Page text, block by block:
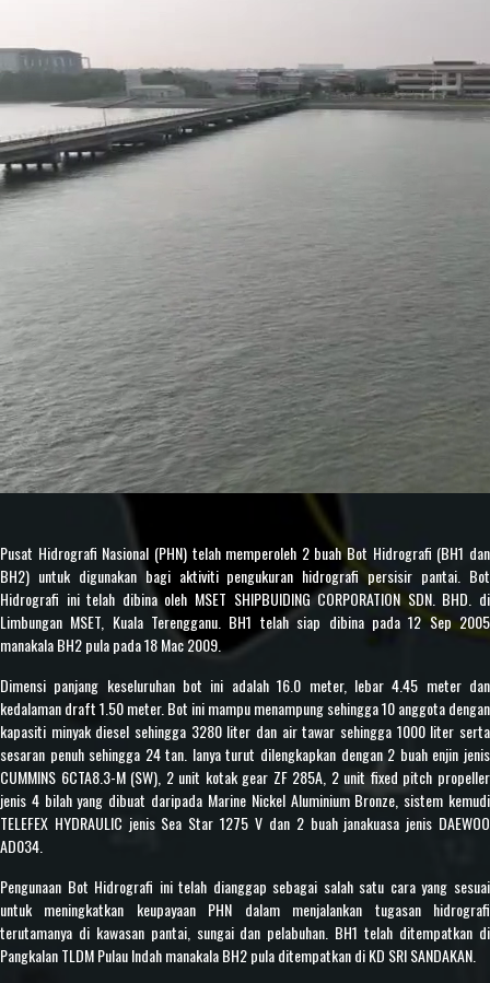
Pusat Hidrografi Nasional (PHN) telah memperoleh 2 buah Bot Hidrografi (BH1 dan
BH2) untuk digunakan bagi aktiviti pengukuran hidrografi persisir pantai. Bot
Hidrografi ini telah dibina oleh MSET SHIPBUIDING CORPORATION SDN. BHD. di
Limbungan MSET, Kuala Terengganu. BH1 telah siap dibina pada 12 Sep 2005
manakala BH2 pula pada 18 Mac 2009.
Dimensi panjang keseluruhan bot ini adalah 16.0 meter, lebar 4.45 meter dan
kedalaman draft 1.50 meter. Bot ini mampu menampung sehingga 10 anggota dengan
kapasiti minyak diesel sehingga 3280 liter dan air tawar sehingga 1000 liter serta
sesaran penuh sehingga 24 tan. Ianya turut dilengkapkan dengan 2 buah enjin jenis
CUMMINS 6CTA8.3-M (SW), 2 unit kotak gear ZF 285A, 2 unit fixed pitch propeller
jenis 4 bilah yang dibuat daripada Marine Nickel Aluminium Bronze, sistem kemudi
TELEFEX HYDRAULIC jenis Sea Star 1275 V dan 2 buah janakuasa jenis DAEWOO
AD034.
Pengunaan Bot Hidrografi ini telah dianggap sebagai salah satu cara yang sesuai
untuk meningkatkan keupayaan PHN dalam menjalankan tugasan hidrografi
terutamanya di kawasan pantai, sungai dan pelabuhan. BH1 telah ditempatkan di
Pangkalan TLDM Pulau Indah manakala BH2 pula ditempatkan di KD SRI SANDAKAN.